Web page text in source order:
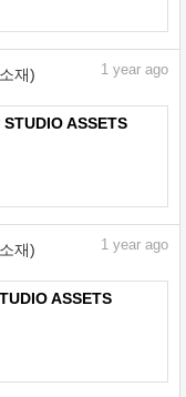
재) 1 year ago
ASSETS
재) 1 year ago
ASSETS